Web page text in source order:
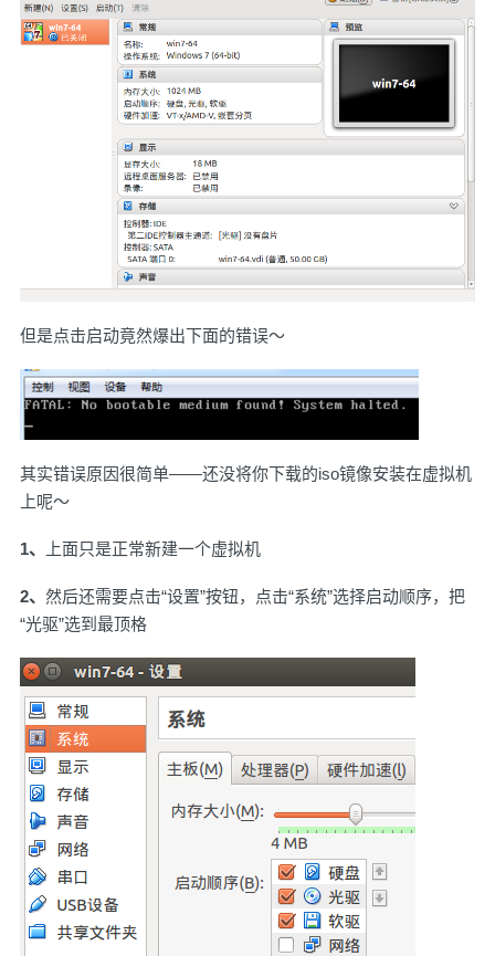
但是点击启动竟然爆出下面的错误～
其实错误原因很简单——还没将你下载的iso镜像安装在虚拟机
上呢～
1、 上面只是正常新建一个虚拟机
2、 然后还需要点击“设置”按钮，点击“系统”选择启动顺序，把
“光驱”选到最顶格